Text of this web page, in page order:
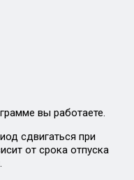
вы работаете.
сдвигаться при
от срока отпуска